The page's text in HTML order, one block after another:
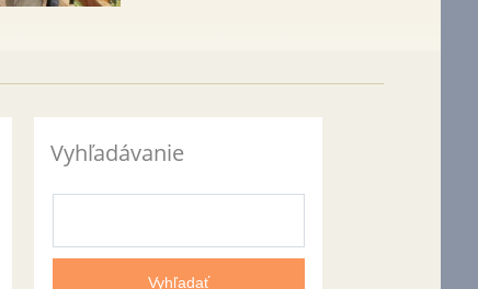
Vyhľadávanie